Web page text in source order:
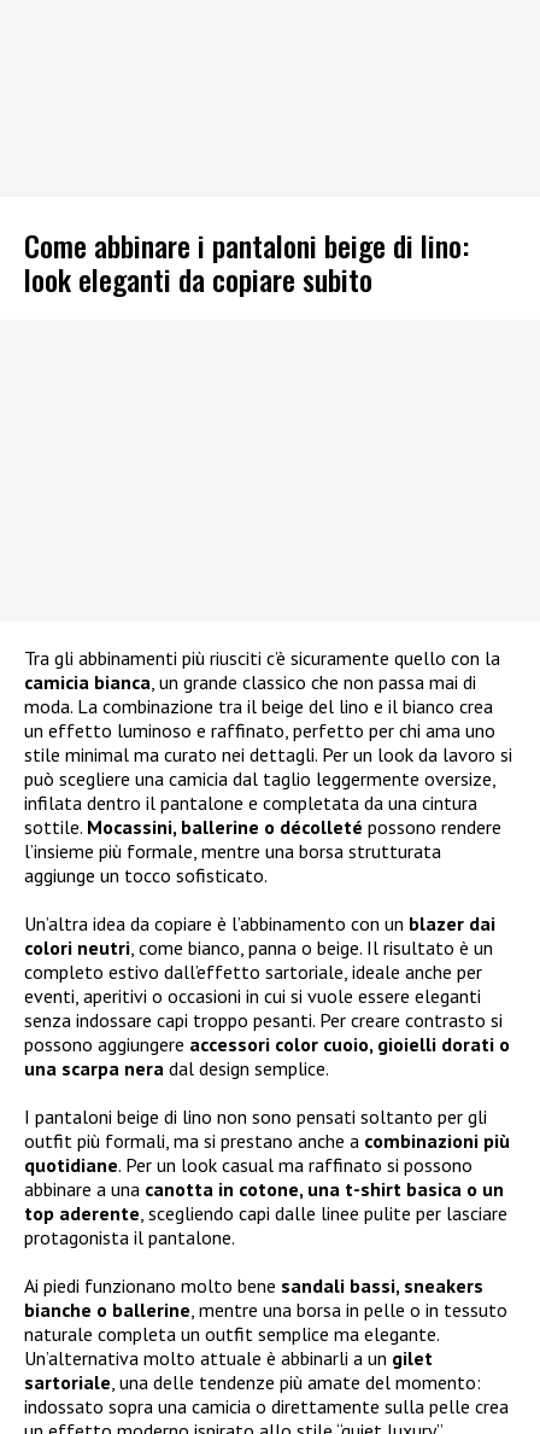
Come abbinare i pantaloni beige di lino:
look eleganti da copiare subito
Tra gli abbinamenti più riusciti c’è sicuramente quello con la
camicia bianca, un grande classico che non passa mai di
moda. La combinazione tra il beige del lino e il bianco crea
un effetto luminoso e raffinato, perfetto per chi ama uno
stile minimal ma curato nei dettagli. Per un look da lavoro si
può scegliere una camicia dal taglio leggermente oversize,
infilata dentro il pantalone e completata da una cintura
sottile. Mocassini, ballerine o décolleté possono rendere
l’insieme più formale, mentre una borsa strutturata
aggiunge un tocco sofisticato.
Un’altra idea da copiare è l’abbinamento con un blazer dai
colori neutri, come bianco, panna o beige. Il risultato è un
completo estivo dall’effetto sartoriale, ideale anche per
eventi, aperitivi o occasioni in cui si vuole essere eleganti
senza indossare capi troppo pesanti. Per creare contrasto si
possono aggiungere accessori color cuoio, gioielli dorati o
una scarpa nera dal design semplice.
I pantaloni beige di lino non sono pensati soltanto per gli
outfit più formali, ma si prestano anche a combinazioni più
quotidiane. Per un look casual ma raffinato si possono
abbinare a una canotta in cotone, una t-shirt basica o un
top aderente, scegliendo capi dalle linee pulite per lasciare
protagonista il pantalone.
Ai piedi funzionano molto bene sandali bassi, sneakers
bianche o ballerine, mentre una borsa in pelle o in tessuto
naturale completa un outfit semplice ma elegante.
Un’alternativa molto attuale è abbinarli a un gilet
sartoriale, una delle tendenze più amate del momento:
indossato sopra una camicia o direttamente sulla pelle crea